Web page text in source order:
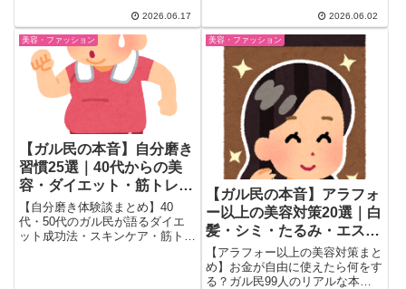
性がブラトップをやめてワコール
に戻った後悔談、プチプラvs高
品質の本音比較まで徹底まとめ。
試着フィッティングのリアルな体
験談も収録。
2026.06.17
型維持・清潔感・更年期の乗り越
え方まで、同世代のリアルな体験
を18件厳選。日頃の小さな習慣
の積み重ねが実を結ぶ、40代女
性の美容の知恵まとめ。
2026.06.02
美容・ファッション
【ガル民の本音】自分磨き
習慣25選｜40代からの美
容・ダイエット・筋トレの
リアル
【自分磨き体験談まとめ】40
代・50代のガル民が語るダイエ
ット成功法・スキンケア・筋トレ
美容・ファッション
【ガル民の本音】アラフォ
ー以上の美容対策20選｜白
髪・シミ・たるみ・エス
テ、お金があったら何す
る？
【アラフォー以上の美容対策まと
め】お金が自由に使えたら何をす
る？ガル民99人のリアルな本音